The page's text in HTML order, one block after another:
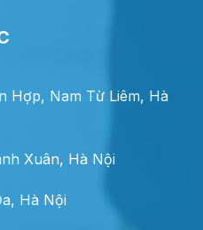
Hợp, Nam Từ Liêm, Hà
Xuân, Hà Nội
Hà Nội